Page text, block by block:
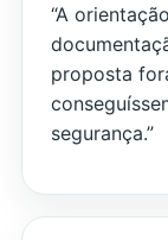
“A
proposta
segurança.”